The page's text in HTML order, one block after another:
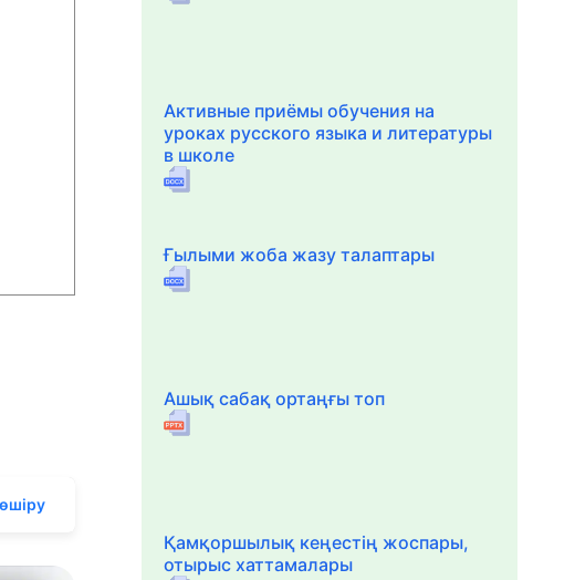
Активные приёмы обучения на
уроках русского языка и литературы
в школе
Ғылыми жоба жазу талаптары
Ашық сабақ ортаңғы топ
Қамқоршылық кеңестің жоспары,
отырыс хаттамалары